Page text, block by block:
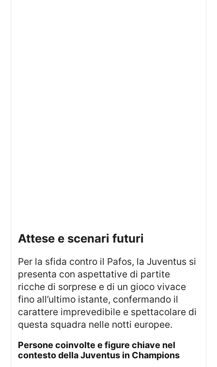
attese e scenari futuri
Per la sfida contro il Pafos, la Juventus si
presenta con aspettative di partite
ricche di sorprese e di un gioco vivace
fino all’ultimo istante, confermando il
carattere imprevedibile e spettacolare di
questa squadra nelle notti europee.
persone coinvolte e figure chiave nel
contesto della Juventus in Champions